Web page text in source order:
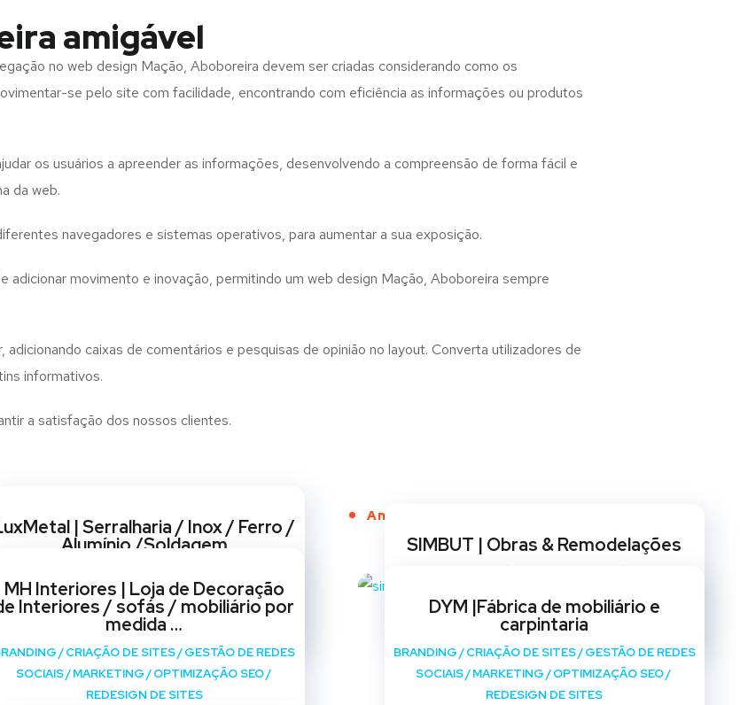
amigável
no web design Mação, Aboboreira devem ser criadas considerando como os
se pelo site com facilidade, encontrando com eficiência as informações ou produtos
os usuários a apreender as informações, desenvolvendo a compreensão de forma fácil e
da web.
navegadores e sistemas operativos, para aumentar a sua exposição.
adicionar movimento e inovação, permitindo um web design Mação, Aboboreira sempre
caixas de comentários e pesquisas de opinião no layout. Converta utilizadores de
informativos.
a satisfação dos nossos clientes.
Anos de Serviço
| Serralharia / Inox / Ferro /
Alumínio /Soldagem
SOCIAIS/ MARKETING/OPTIMIZAÇÃO SEO/
REDESIGN DE SITES
SIMBUT | Obras & Remodelações
REDESIGN DE SITES
MH Interiores | Loja de Decoração
Interiores / sofás / mobiliário por
medida …
/CRIAÇÃO DE SITES/GESTÃO DE REDES
SOCIAIS/MARKETING/OPTIMIZAÇÃO SEO/
REDESIGN DE SITES
DYM |Fábrica de mobiliário e
carpintaria
BRANDING/CRIAÇÃO DE SITES/GESTÃO DE REDES
SOCIAIS/MARKETING/OPTIMIZAÇÃO SEO/
REDESIGN DE SITES